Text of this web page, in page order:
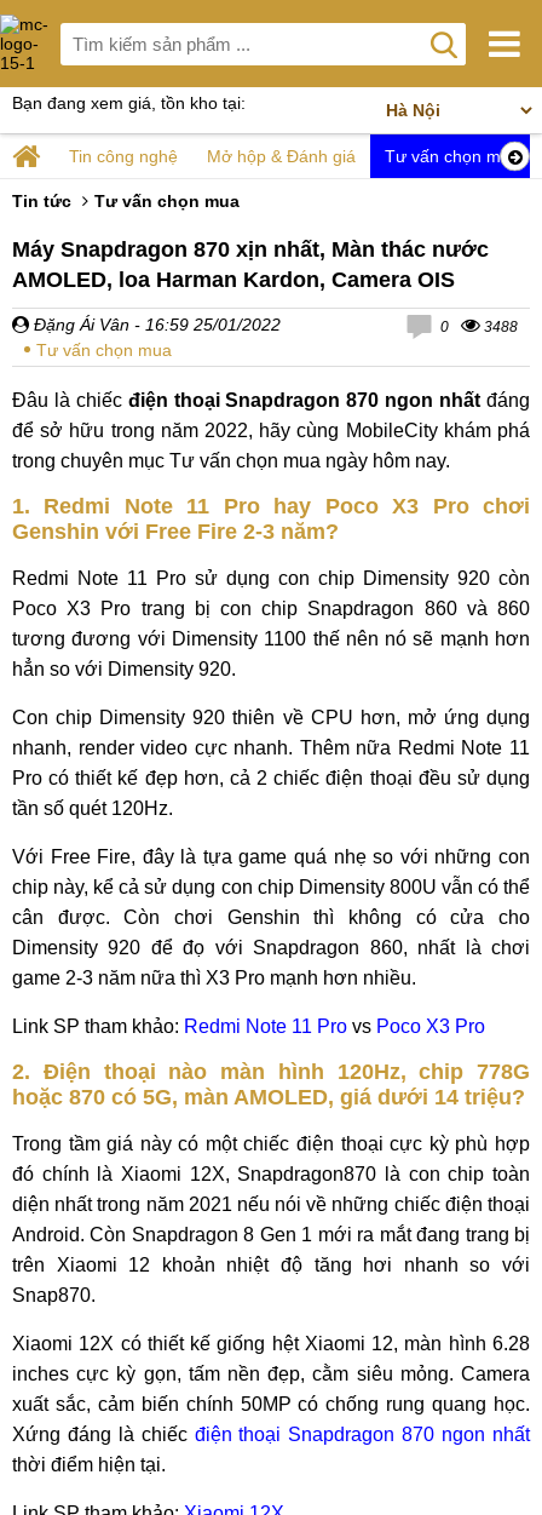
Bạn đang xem giá, tồn kho tại:
Tin công nghệ Mở hộp & Đánh giá Tư vấn chọn mua
Tin tức Tư vấn chọn mua
Máy Snapdragon 870 xịn nhất, Màn thác nước
AMOLED, loa Harman Kardon, Camera OIS
Đặng Ái Vân - 16:59 25/01/2022
Tư vấn chọn mua
0 3488
Đâu là chiếc điện thoại Snapdragon 870 ngon nhất đáng
để sở hữu trong năm 2022, hãy cùng MobileCity khám phá
trong chuyên mục Tư vấn chọn mua ngày hôm nay.
1. Redmi Note 11 Pro hay Poco X3 Pro chơi
Genshin với Free Fire 2-3 năm?
Redmi Note 11 Pro sử dụng con chip Dimensity 920 còn
Poco X3 Pro trang bị con chip Snapdragon 860 và 860
tương đương với Dimensity 1100 thế nên nó sẽ mạnh hơn
hẳn so với Dimensity 920.
Con chip Dimensity 920 thiên về CPU hơn, mở ứng dụng
nhanh, render video cực nhanh. Thêm nữa Redmi Note 11
Pro có thiết kế đẹp hơn, cả 2 chiếc điện thoại đều sử dụng
tần số quét 120Hz.
Với Free Fire, đây là tựa game quá nhẹ so với những con
chip này, kể cả sử dụng con chip Dimensity 800U vẫn có thể
cân được. Còn chơi Genshin thì không có cửa cho
Dimensity 920 để đọ với Snapdragon 860, nhất là chơi
game 2-3 năm nữa thì X3 Pro mạnh hơn nhiều.
Link SP tham khảo: Redmi Note 11 Pro vs Poco X3 Pro
2. Điện thoại nào màn hình 120Hz, chip 778G
hoặc 870 có 5G, màn AMOLED, giá dưới 14 triệu?
Trong tầm giá này có một chiếc điện thoại cực kỳ phù hợp
đó chính là Xiaomi 12X, Snapdragon870 là con chip toàn
diện nhất trong năm 2021 nếu nói về những chiếc điện thoại
Android. Còn Snapdragon 8 Gen 1 mới ra mắt đang trang bị
trên Xiaomi 12 khoản nhiệt độ tăng hơi nhanh so với
Snap870.
Xiaomi 12X có thiết kế giống hệt Xiaomi 12, màn hình 6.28
inches cực kỳ gọn, tấm nền đẹp, cằm siêu mỏng. Camera
xuất sắc, cảm biến chính 50MP có chống rung quang học.
Xứng đáng là chiếc điện thoại Snapdragon 870 ngon nhất
thời điểm hiện tại.